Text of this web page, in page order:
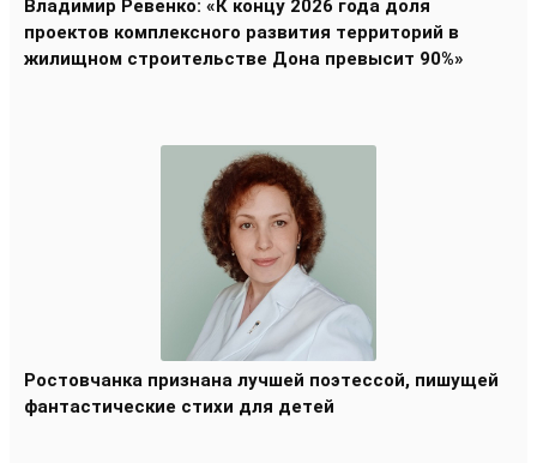
Владимир Ревенко: «К концу 2026 года доля
проектов комплексного развития территорий в
жилищном строительстве Дона превысит 90%»
Ростовчанка признана лучшей поэтессой, пишущей
фантастические стихи для детей